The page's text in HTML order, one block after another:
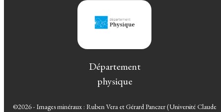
Département
physique
©2026 - Images minéraux : Ruben Vera et Gérard Panczer (Université Claude